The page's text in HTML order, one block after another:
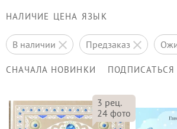
НАЛИЧИЕ ЦЕНА ЯЗЫК
в наличии предзаказ
СНАЧАЛА НОВИНКИ ПОДПИСАТЬСЯ
3 рец.
24 фото